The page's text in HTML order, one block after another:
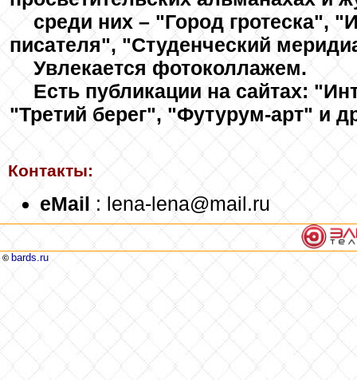
среди них – "Город гротеска",
писателя", "Студенческий
Увлекается фотоколлажем.
Есть публикации на сайтах:
"Третий берег", "Футурум-арт" и
Контакты:
eMail : lena-lena@mail.ru
© bards.ru